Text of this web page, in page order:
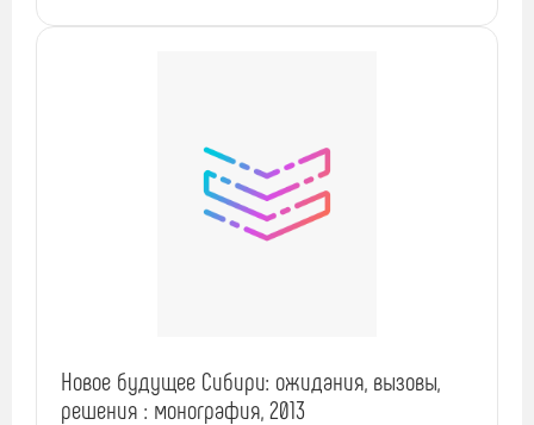
Новое будущее Сибири: ожидания, вызовы,
решения : монография, 2013